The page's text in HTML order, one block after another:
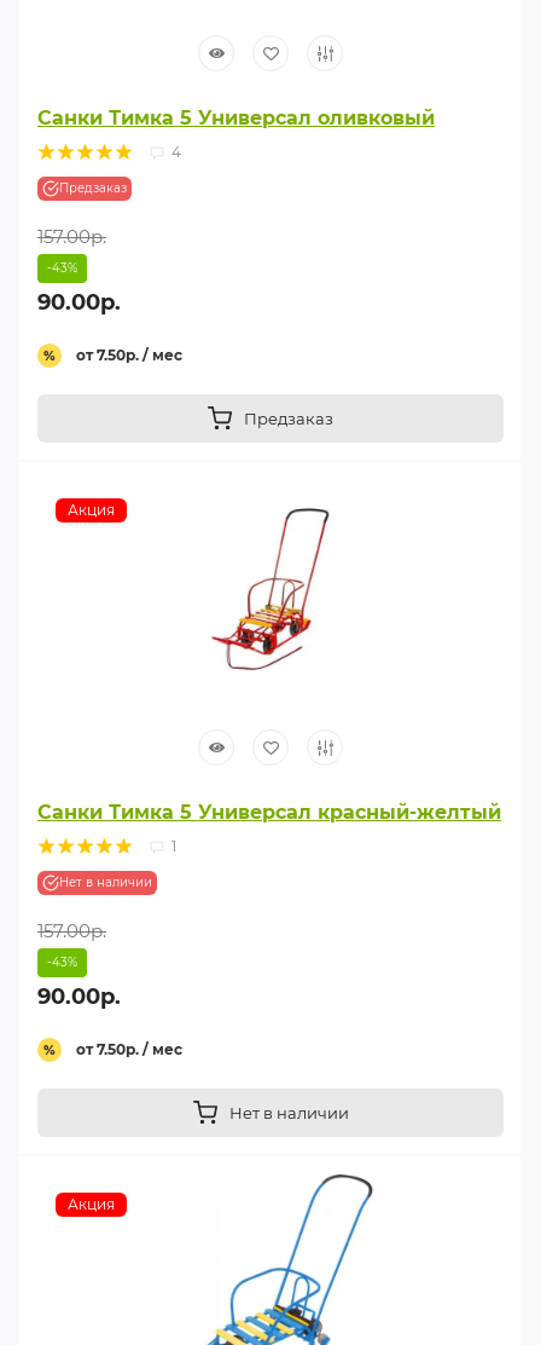
Санки Тимка 5 Универсал оливковый
4
Предзаказ
157.00р.
-43%
90.00р.
% от 7.50р. / мес
Предзаказ
Акция
Санки Тимка 5 Универсал красный-желтый
1
Нет в наличии
157.00р.
-43%
90.00р.
% от 7.50р. / мес
Нет в наличии
Акция